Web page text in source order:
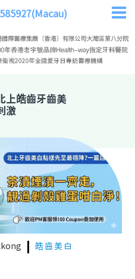
上皓齒牙齒美
激
皓齒美白